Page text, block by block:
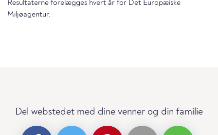
Resultaterne forelægges hvert år for Det Europæiske
Miljøagentur.
Del webstedet med dine venner og din familie